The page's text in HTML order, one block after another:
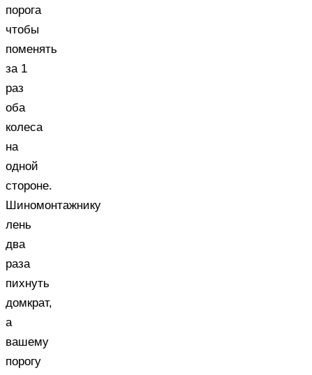
порога
чтобы
поменять
за 1
раз
оба
колеса
на
одной
стороне.
Шиномонтажнику
лень
два
раза
пихнуть
домкрат,
а
вашему
порогу